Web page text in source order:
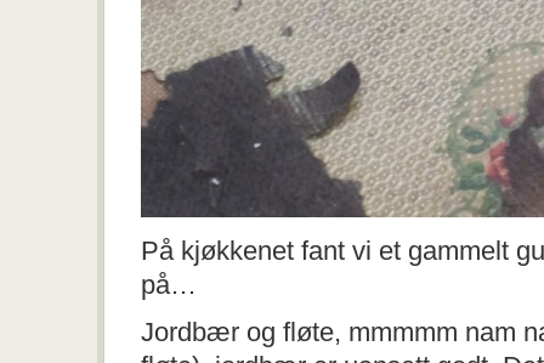
På kjøkkenet fant vi et gammelt
på…
Jordbær og fløte, mmmmm nam